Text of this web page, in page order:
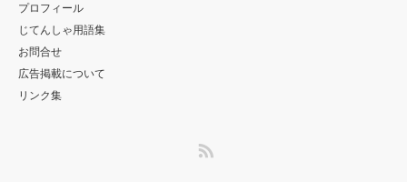
プロフィール
じてんしゃ用語集
お問合せ
広告掲載について
リンク集